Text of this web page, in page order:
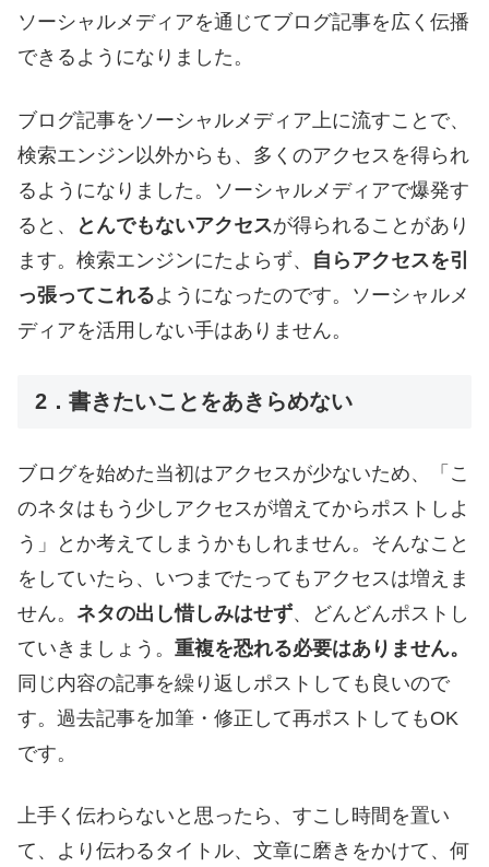
ソーシャルメディアを通じてブログ記事を広く伝播
できるようになりました。
ブログ記事をソーシャルメディア上に流すことで、
検索エンジン以外からも、多くのアクセスを得られ
るようになりました。ソーシャルメディアで爆発す
ると、
とんでもないアクセスが得られることがあり
ます。検索エンジンにたよらず、 自らアクセスを引
っ張ってこれるようになったのです。ソーシャルメ
ディアを活用しない手はありません。
2．書きたいことをあきらめない
ブログを始めた当初はアクセスが少ないため、「こ
のネタはもう少しアクセスが増えてからポストしよ
う」とか考えてしまうかもしれません。そんなこと
をしていたら、いつまでたってもアクセスは増えま
せん。 ネタの出し惜しみはせず、どんどんポストし
ていきましょう。 重複を恐れる必要はありません。
同じ内容の記事を繰り返しポストしても良いので
す。過去記事を加筆・修正して再ポストしてもOK
です。
上手く伝わらないと思ったら、すこし時間を置い
て、より伝わるタイトル、文章に磨きをかけて、何